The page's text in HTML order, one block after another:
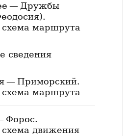
— Дружбы
схема маршрута
сведения
— Приморский.
схема маршрута
Форос.
схема движения